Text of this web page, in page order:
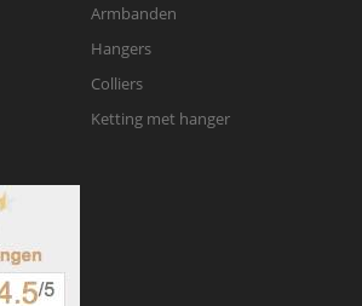
Armbanden
Hangers
Colliers
Ketting met hanger